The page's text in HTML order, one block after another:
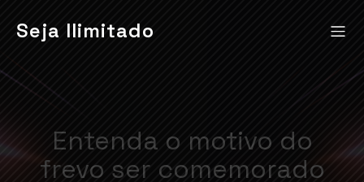
Seja Ilimitado
Entenda o motivo do
frevo ser comemorado